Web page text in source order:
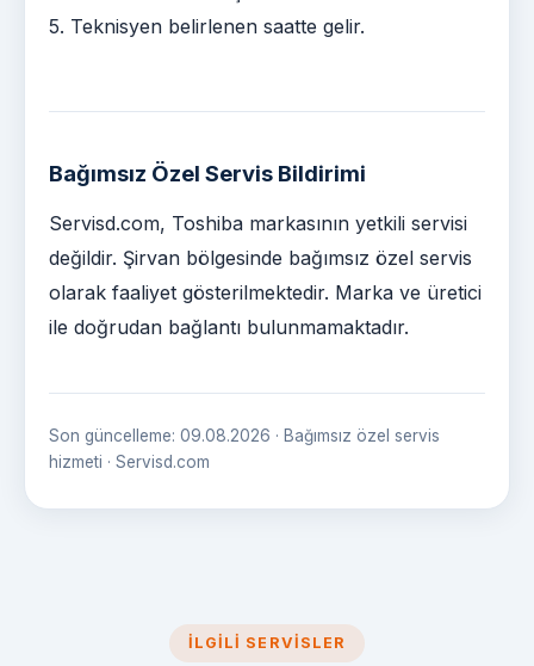
5. Teknisyen belirlenen saatte gelir.
Bağımsız Özel Servis Bildirimi
Servisd.com, Toshiba markasının yetkili servisi
değildir. Şirvan bölgesinde bağımsız özel servis
olarak faaliyet gösterilmektedir. Marka ve üretici
ile doğrudan bağlantı bulunmamaktadır.
Son güncelleme: 09.08.2026 · Bağımsız özel servis
hizmeti · Servisd.com
İLGILI SERVISLER